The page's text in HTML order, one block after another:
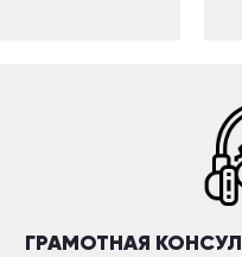
ГРАМОТНАЯ